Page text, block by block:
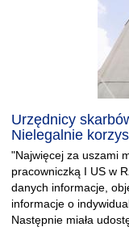
Urzędnicy
Nielegalnie
"Najwięcej za uszami
pracowniczką I US w
danych informacje,
informacje o
Następnie miała